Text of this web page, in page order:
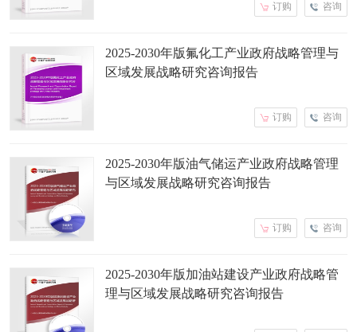
咨询
订购
2025-2030年版氟化工产业政府战略管理与
区域发展战略研究咨询报告
咨询
订购
2025-2030年版油气储运产业政府战略管理
与区域发展战略研究咨询报告
咨询
订购
2025-2030年版加油站建设产业政府战略管
理与区域发展战略研究咨询报告